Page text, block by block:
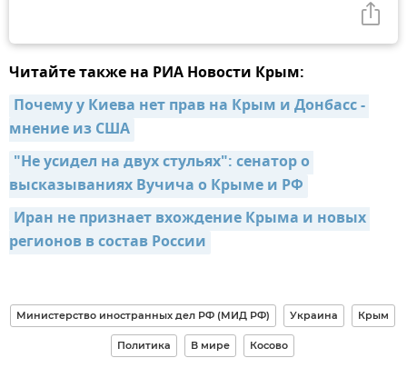
Читайте также на РИА Новости Крым:
Почему у Киева нет прав на Крым и Донбасс -
мнение из США
"Не усидел на двух стульях": сенатор о
высказываниях Вучича о Крыме и РФ
Иран не признает вхождение Крыма и новых
регионов в состав России
Министерство иностранных дел РФ (МИД РФ) Украина Крым
Политика В мире Косово